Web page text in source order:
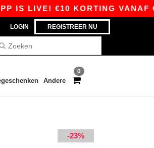
€10 KORTING VANAF €80
LOGIN REGISTREER NU
0
Andere
-23%